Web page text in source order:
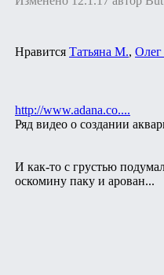
Нравится Татьяна М., Олег
http://www.adana.co....
Ряд видео о создании
И как-то с грустью
оскомину паку и арован...